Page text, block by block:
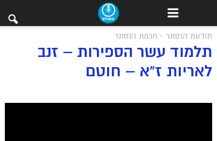
תודעת הנסתר - חכמת הנסתר
תלמוד עשר הספירות – זנב
לאריות ז”א – חוטם